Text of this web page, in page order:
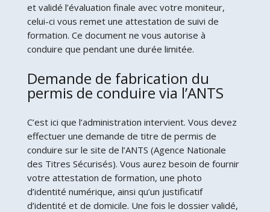
et validé l’évaluation finale avec votre moniteur,
celui-ci vous remet une attestation de suivi de
formation. Ce document ne vous autorise à
conduire que pendant une durée limitée.
Demande de fabrication du
permis de conduire via l’ANTS
C’est ici que l’administration intervient. Vous devez
effectuer une demande de titre de permis de
conduire sur le site de l’ANTS (Agence Nationale
des Titres Sécurisés). Vous aurez besoin de fournir
votre attestation de formation, une photo
d’identité numérique, ainsi qu’un justificatif
d’identité et de domicile. Une fois le dossier validé,